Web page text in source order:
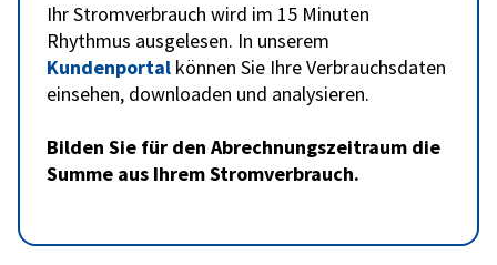
Ihr Stromverbrauch wird im 15 Minuten
Rhythmus ausgelesen. In unserem
Kundenportal können Sie Ihre Verbrauchsdaten
einsehen, downloaden und analysieren.
Bilden Sie für den Abrechnungszeitraum die
Summe aus Ihrem Stromverbrauch.